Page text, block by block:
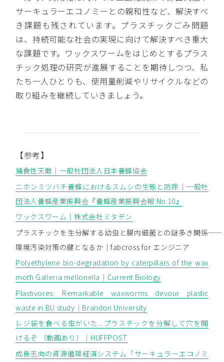
サーキュラーエコノミーとの親和性など、解決すべ
き課題も残されています。プラスチックごみ問題
は、持続可能な社会の実現に向けて解決すべき重大
な課題です。ワックスワームをはじめとするプラス
チック処理の研究が進展することを期待しつつ、私
たち一人ひとりも、使用量削減やリサイクルなどの
取り組みを継続していきましょう。
【参考】
捕食性天敵｜一般社団法人日本養蜂協会
ニホンミツバチ養蜂におけるスムシの生態と防除｜一般社
団法人養蜂産業振興会『養蜂産業振興会報 No.10』
ワックスワーム｜株式会社ミタデン
プラスチックを生分解する幼虫と腸内細菌との謎多き関係――
環境汚染対策の鍵となるか｜fabcross for エンジニア
Polyethylene bio-degradation by caterpillars of the wax
moth Galleria mellonella｜Current Biology
Plastivores: Remarkable waxworms devour plastic
waste in BU study｜Brandon University
レジ袋を食べる虫がいた...プラスチックを分解して穴を開
けるぞ （動画あり）｜HUFFPOST
成長志向の資源循環経済システム「サーキュラーエコノミ